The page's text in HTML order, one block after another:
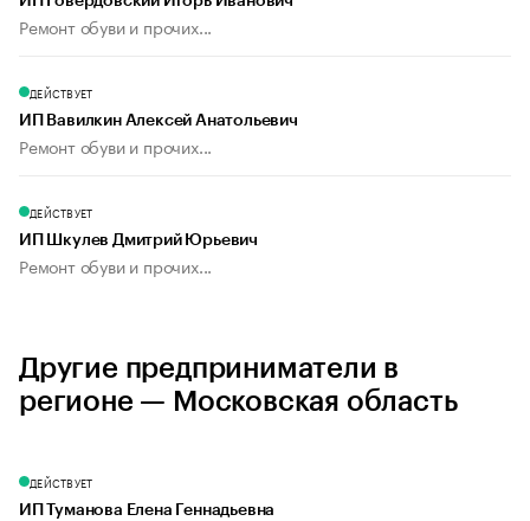
Ремонт обуви и прочих...
ДЕЙСТВУЕТ
ИП Вавилкин Алексей Анатольевич
Ремонт обуви и прочих...
ДЕЙСТВУЕТ
ИП Шкулев Дмитрий Юрьевич
Ремонт обуви и прочих...
Другие предприниматели в
регионе — Московская область
ДЕЙСТВУЕТ
ИП Туманова Елена Геннадьевна